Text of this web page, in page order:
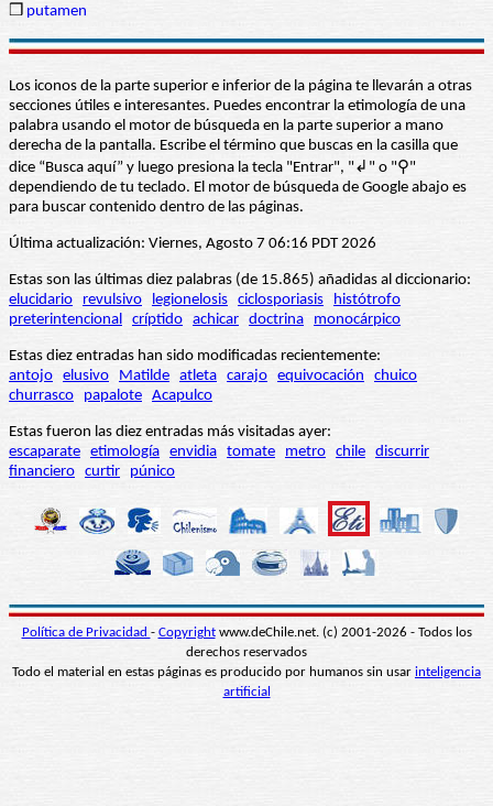
❒ putamen
Los iconos de la parte superior e inferior de la página te llevarán a otras
secciones útiles e interesantes. Puedes encontrar la etimología de una
palabra usando el motor de búsqueda en la parte superior a mano
derecha de la pantalla. Escribe el término que buscas en la casilla que
dice “Busca aquí” y luego presiona la tecla "Entrar", "↲" o "⚲"
dependiendo de tu teclado. El motor de búsqueda de Google abajo es
para buscar contenido dentro de las páginas.
Última actualización: Viernes, Agosto 7 06:16 PDT 2026
Estas son las últimas diez palabras (de 15.865) añadidas al diccionario:
elucidario
revulsivo legionelosis ciclosporiasis
histótrofo
preterintencional críptido achicar doctrina monocárpico
Estas diez entradas han sido modificadas recientemente:
antojo elusivo Matilde atleta carajo equivocación
chuico
churrasco
papalote Acapulco
Estas fueron las diez entradas más visitadas ayer:
escaparate etimología envidia tomate metro chile discurrir
financiero curtir púnico
Política de Privacidad - Copyrightwww.deChile.net. (c) 2001-2026 - Todos los
derechos reservados
Todo el material en estas páginas es producido por humanos sin usar inteligencia
artificial